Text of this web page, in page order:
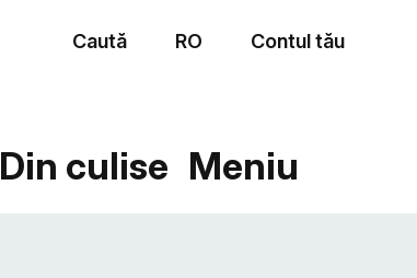
Caută RO Contul tău
Din culise Meniu